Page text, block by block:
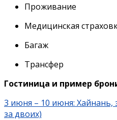
Проживание
Медицинская
Багаж
Трансфер
Гостиница и пример
3 июня – 10 июня: Хайнань,
за двоих)